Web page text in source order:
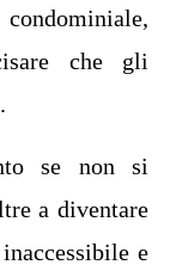
che gli
se non si
a diventare
e